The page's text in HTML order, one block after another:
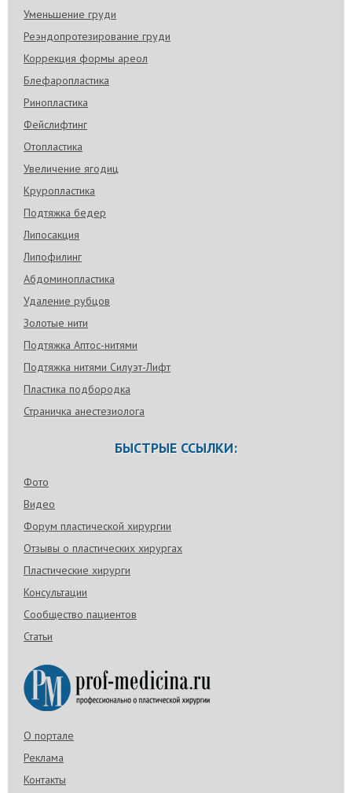
Уменьшение груди
Реэндопротезирование груди
Коррекция формы ареол
Блефаропластика
Ринопластика
Фейслифтинг
Отопластика
Увеличение ягодиц
Круропластика
Подтяжка бедер
Липосакция
Липофилинг
Абдоминопластика
Удаление рубцов
Золотые нити
Подтяжка Аптос-нитями
Подтяжка нитями Силуэт-Лифт
Пластика подбородка
Страничка анестезиолога
БЫСТРЫЕ ССЫЛКИ:
Фото
Видео
Форум пластической хирургии
Отзывы о пластических хирургах
Пластические хирурги
Консультации
Сообщество пациентов
Статьи
О портале
Реклама
Контакты